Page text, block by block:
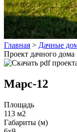
Главная > Дачные
Проект дачного дома
Марс-12
Площадь
113 м2
Габариты (м)